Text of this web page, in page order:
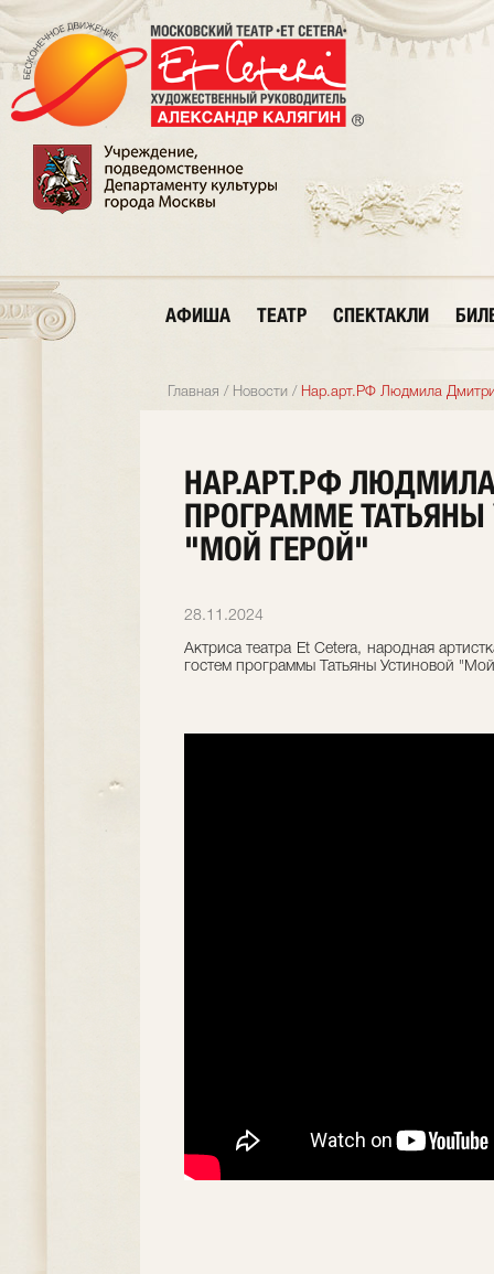
АФИША ТЕАТР СПЕКТАКЛИ
Главная / Новости / Нар.арт.РФ Людмила
НАР.АРТ.РФ
ПРОГРАММЕ
"МОЙ ГЕРОЙ"
28.11.2024
Актриса театра Et Cetera, народная
гостем программы Татьяны Устиновой